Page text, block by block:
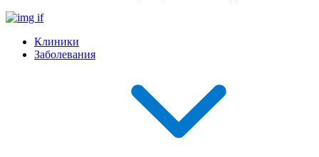
Клиники
Заболевания